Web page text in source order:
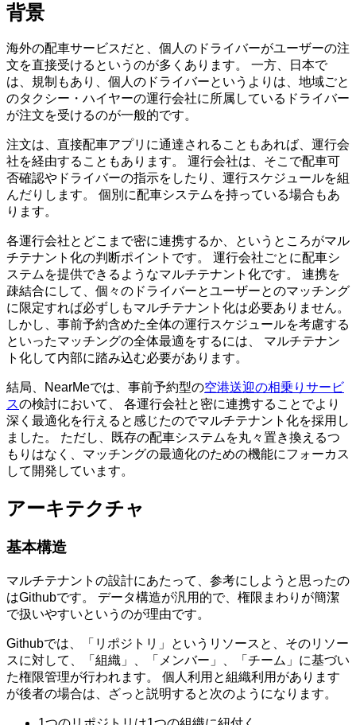
背景
海外の配車サービスだと、個人のドライバーがユーザーの注
文を直接受けるというのが多くあります。 一方、日本で
は、規制もあり、個人のドライバーというよりは、地域ごと
のタクシー・ハイヤーの運行会社に所属しているドライバー
が注文を受けるのが一般的です。
注文は、直接配車アプリに通達されることもあれば、運行会
社を経由することもあります。 運行会社は、そこで配車可
否確認やドライバーの指示をしたり、運行スケジュールを組
んだりします。 個別に配車システムを持っている場合もあ
ります。
各運行会社とどこまで密に連携するか、というところがマル
チテナント化の判断ポイントです。 運行会社ごとに配車シ
ステムを提供できるようなマルチテナント化です。 連携を
疎結合にして、個々のドライバーとユーザーとのマッチング
に限定すれば必ずしもマルチテナント化は必要ありません。
しかし、事前予約含めた全体の運行スケジュールを考慮する
といったマッチングの全体最適をするには、 マルチテナン
ト化して内部に踏み込む必要があります。
結局、NearMeでは、事前予約型の空港送迎の相乗りサービ
スの検討において、 各運行会社と密に連携することでより
深く最適化を行えると感じたのでマルチテナント化を採用し
ました。 ただし、既存の配車システムを丸々置き換えるつ
もりはなく、マッチングの最適化のための機能にフォーカス
して開発しています。
アーキテクチャ
基本構造
マルチテナントの設計にあたって、参考にしようと思ったの
はGithubです。 データ構造が汎用的で、権限まわりが簡潔
で扱いやすいというのが理由です。
Githubでは、「リポジトリ」というリソースと、そのリソー
スに対して、「組織」、「メンバー」、「チーム」に基づい
た権限管理が行われます。 個人利用と組織利用があります
が後者の場合は、ざっと説明すると次のようになります。